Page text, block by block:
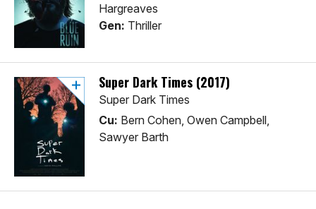
Hargreaves
Gen: Thriller
Super Dark Times (2017)
Super Dark Times
Cu: Bern Cohen, Owen Campbell,
Sawyer Barth